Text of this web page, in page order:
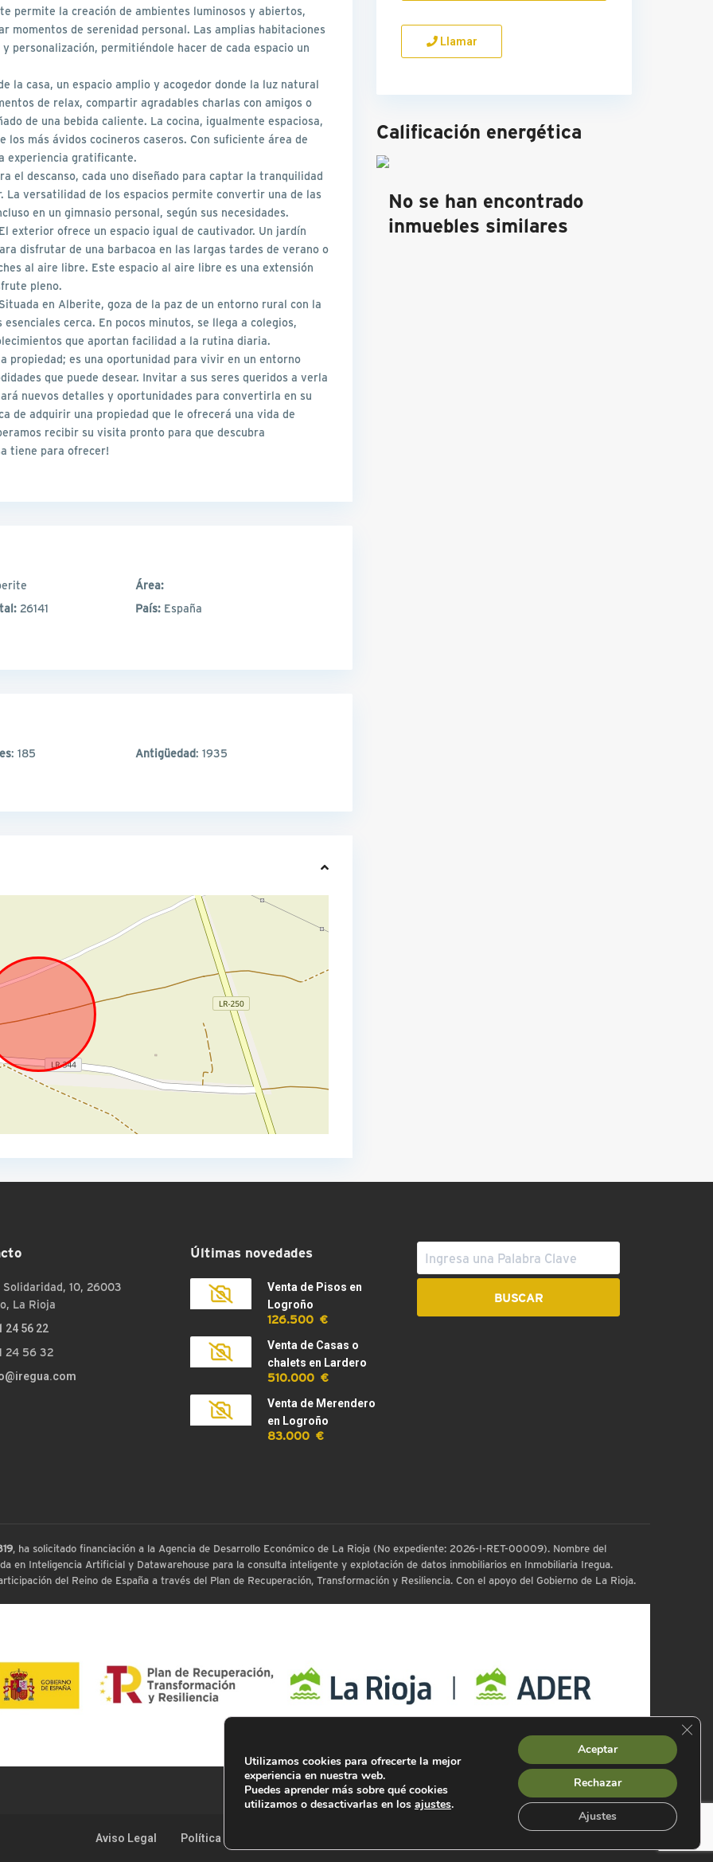
permite la creación de ambientes luminosos y abiertos,
momentos de serenidad personal. Las amplias habitaciones
personalización, permitiéndole hacer de cada espacio un
la casa, un espacio amplio y acogedor donde la luz natural
de relax, compartir agradables charlas con amigos o
de una bebida caliente. La cocina, igualmente espaciosa,
los más ávidos cocineros caseros. Con suficiente área de
experiencia gratificante.
el descanso, cada uno diseñado para captar la tranquilidad
La versatilidad de los espacios permite convertir una de las
en un gimnasio personal, según sus necesidades.
exterior ofrece un espacio igual de cautivador. Un jardín
disfrutar de una barbacoa en las largas tardes de verano o
al aire libre. Este espacio al aire libre es una extensión
pleno.
en Alberite, goza de la paz de un entorno rural con la
cerca. En pocos minutos, se llega a colegios,
que aportan facilidad a la rutina diaria.
propiedad; es una oportunidad para vivir en un entorno
que puede desear. Invitar a sus seres queridos a verla
nuevos detalles y oportunidades para convertirla en su
de adquirir una propiedad que le ofrecerá una vida de
recibir su visita pronto para que descubra
tiene para ofrecer!
Área:
26141 País: España
: 185 Antigüedad: 1935
Llamar
Calificación energética
No se han encontrado
inmuebles similares
Solidaridad, 10, 26003
La Rioja
24 56 22
24 56 32
Últimas novedades
Venta de Pisos en
Logroño
126.500 €
Venta de Casas o
chalets en Lardero
510.000 €
Venta de Merendero
en Logroño
83.000 €
, ha solicitado financiación a la Agencia de Desarrollo Económico de La Rioja (No expediente: 2026-I-RET-00009). Nombre del
en Inteligencia Artificial y Datawarehouse para la consulta inteligente y explotación de datos inmobiliarios en Inmobiliaria Iregua.
del Reino de España a través del Plan de Recuperación, Transformación y Resiliencia. Con el apoyo del Gobierno de La Rioja.
Aviso Legal Política de Privacidad
Utilizamos cookies para ofrecerte la mejor
experiencia en nuestra web.
Puedes aprender más sobre qué cookies
utilizamos o desactivarlas en los ajustes.
Aceptar
Rechazar
Ajustes